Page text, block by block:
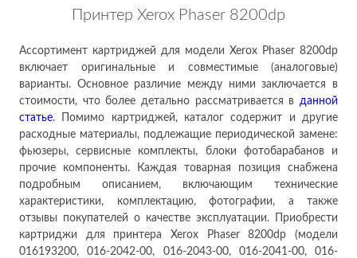
Принтер Xerox Phaser 8200dp
Ассортимент картриджей для модели Xerox Phaser 8200dp
включает оригинальные и совместимые (аналоговые)
варианты. Основное различие между ними заключается в
стоимости, что более детально рассматривается в данной
статье. Помимо картриджей, каталог содержит и другие
расходные материалы, подлежащие периодической замене:
фьюзеры, сервисные комплекты, блоки фотобарабанов и
прочие компоненты. Каждая товарная позиция снабжена
подробным описанием, включающим технические
характеристики, комплектацию, фотографии, а также
отзывы покупателей о качестве эксплуатации. Приобрести
картриджи для принтера Xerox Phaser 8200dp (модели
016193200, 016-2042-00, 016-2043-00, 016-2041-00, 016-